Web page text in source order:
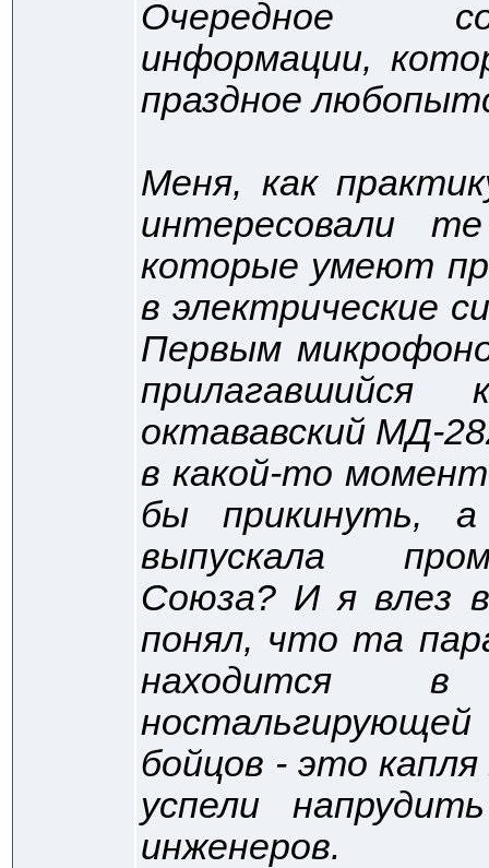
Очередное
информации,
праздное
Меня, как
интересовали
которые умеют
в электрические
Первым
октававский МД-
в какой-то
бы прикинуть,
выпускала
Союза? И я влез
понял, что та
находится в
бойцов - это
успели
инженеров.